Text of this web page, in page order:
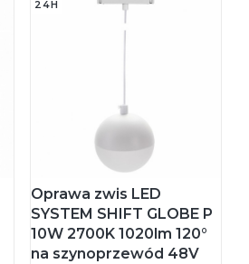
24H
Oprawa zwis LED
SYSTEM SHIFT GLOBE P
10W 2700K 1020lm 120°
na szynoprzewód 48V